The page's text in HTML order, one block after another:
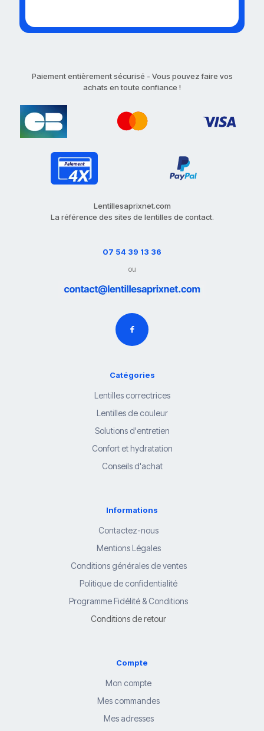
Paiement entièrement sécurisé - Vous pouvez faire vos
achats en toute confiance !
Lentillesaprixnet.com
La référence des sites de lentilles de contact.
07 54 39 13 36
ou
Catégories
Lentilles correctrices
Lentilles de couleur
Solutions d'entretien
Confort et hydratation
Conseils d'achat
Informations
Contactez-nous
Mentions Légales
Conditions générales de ventes
Politique de confidentialité
Programme Fidélité & Conditions
Conditions de retour
Compte
Mon compte
Mes commandes
Mes adresses